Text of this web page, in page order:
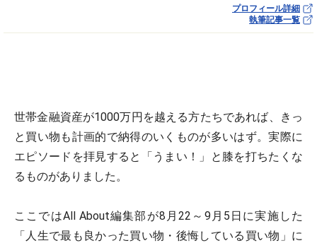
プロフィール詳細
執筆記事一覧
世帯金融資産が1000万円を越える方たちであれば、きっ
と買い物も計画的で納得のいくものが多いはず。実際に
エピソードを拝見すると「うまい！」と膝を打ちたくな
るものがありました。
ここではAll About編集部が8月22～9月5日に実施した
「人生で最も良かった買い物・後悔している買い物」に